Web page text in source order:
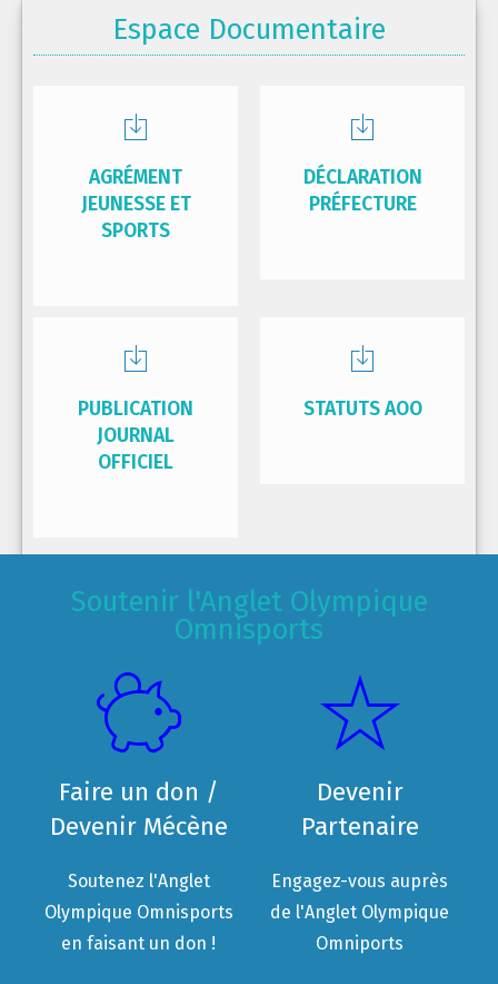
Espace Documentaire
AGRÉMENT
JEUNESSE ET
SPORTS
DÉCLARATION
PRÉFECTURE
PUBLICATION
JOURNAL
OFFICIEL
STATUTS AOO
Soutenir l'Anglet Olympique
Omnisports
Faire un don /
Devenir Mécène
Soutenez l'Anglet
Olympique Omnisports
en faisant un don !
Devenir
Partenaire
Engagez-vous auprès
de l'Anglet Olympique
Omniports